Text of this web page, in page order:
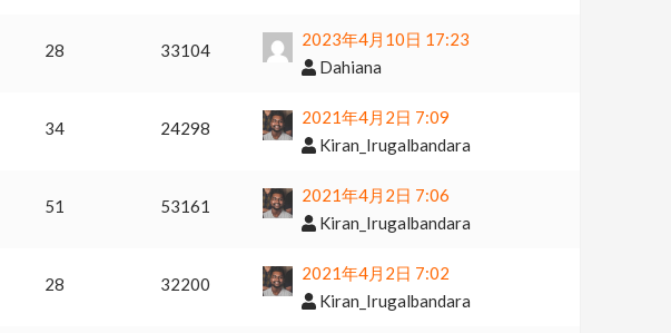
28 33104
2023年4月10日 17:23
Dahiana
34 24298
2021年4月2日 7:09
Kiran_Irugalbandara
51 53161
2021年4月2日 7:06
Kiran_Irugalbandara
28 32200
2021年4月2日 7:02
Kiran_Irugalbandara